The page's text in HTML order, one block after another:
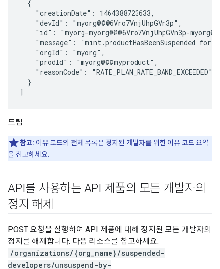
  {
    "creationDate": 1464388723633,
    "devId": "myorg@@@6Vro7VnjUhpGVn3p",
"id": "myorg-myorg@@@6Vro7VnjUhpGVn3p-
"message": "mint.productHasBeenSuspended for
    "orgId": "myorg",
    "prodId": "myorg@@@myproduct",
    "reasonCode": "RATE_PLAN_RATE_BAND_EXCEEDED"
  }
드림
참고: 이유 코드의 전체 목록은 정지된 개발자를 위한 이유 코드 요약
을 참고하세요.
API를 사용하는 API 제품의 모든 개발자의
정지 해제
POST 요청을 실행하여 API 제품에 대해 정지된 모든 개발자의
정지를 해제합니다. 다음 리소스를 참고하세요.
/organizations/{org_name}/suspended-
developers/unsuspend-by-